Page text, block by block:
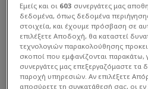
Εμείς και οι 603 συνεργάτες μας
δεδομένα, όπως δεδομένα
στοιχεία, και έχουμε πρόσβαση σε
επιλέξετε Αποδοχή, θα καταστεί
τεχνολογιών παρακολούθησης
σκοποί που εμφανίζονται παρακάτω,
συνεργάτες μας επεξεργαζόμαστε τα
παροχή υπηρεσιών. Αν επιλέξετε
αποσύρετε τη συγκατάθεσή σας, οι εν